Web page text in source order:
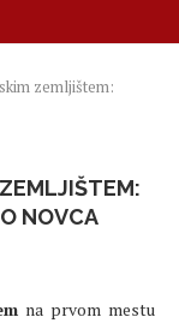
zemljištem:
NOVCA
na prvom mestu